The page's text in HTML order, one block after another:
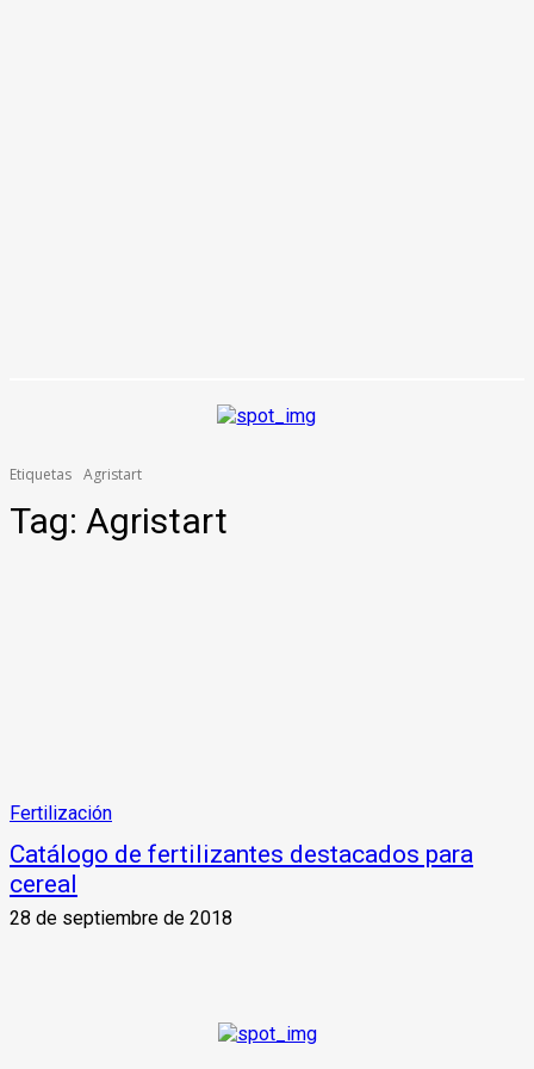
Etiquetas Agristart
Tag: Agristart
Fertilización
Catálogo de fertilizantes destacados para
cereal
28 de septiembre de 2018